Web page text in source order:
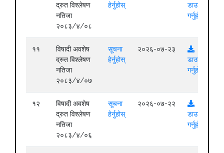
द्रुत विश्लेषण
नतिजा
२०८३/४/०८
हेर्नुहोस्
डाउनलोड
गर्नुहोस्
११
विषादी अवशेष
द्रुत विश्लेषण
नतिजा
२०८३/४/०७
सूचना
हेर्नुहोस्
२०२६-०७-२३
डाउनलोड
गर्नुहोस्
१२
विषादी अवशेष
द्रुत विश्लेषण
नतिजा
२०८३/४/०६
सूचना
हेर्नुहोस्
२०२६-०७-२२
डाउनलोड
गर्नुहोस्